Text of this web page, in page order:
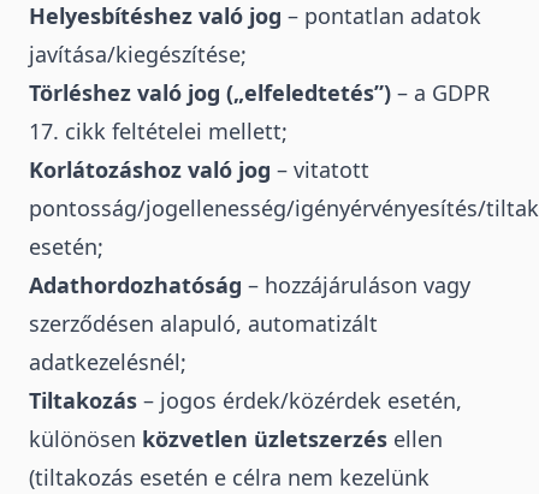
Helyesbítéshez való jog – pontatlan adatok
javítása/kiegészítése;
Törléshez való jog („elfeledtetés”) – a GDPR
17. cikk feltételei mellett;
Korlátozáshoz való jog – vitatott
pontosság/jogellenesség/igényérvényesítés/
esetén;
Adathordozhatóság – hozzájáruláson vagy
szerződésen alapuló, automatizált
adatkezelésnél;
Tiltakozás – jogos érdek/közérdek esetén,
különösen közvetlen üzletszerzés ellen
(tiltakozás esetén e célra nem kezelünk